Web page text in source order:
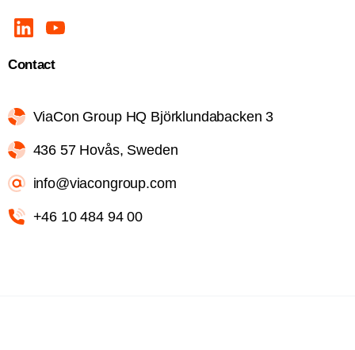
Contact
ViaCon Group HQ Björklundabacken 3
436 57 Hovås, Sweden
info@viacongroup.com
+46 10 484 94 00